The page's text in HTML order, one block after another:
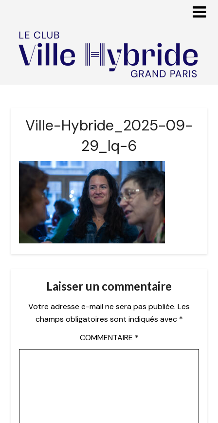
Ville-Hybride_2025-09-
29_lq-6
Laisser un commentaire
Votre adresse e-mail ne sera pas publiée. Les
champs obligatoires sont indiqués avec *
COMMENTAIRE *